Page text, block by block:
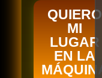
QUIERO
MI
LUGAR
EN LA
MÁQUINA